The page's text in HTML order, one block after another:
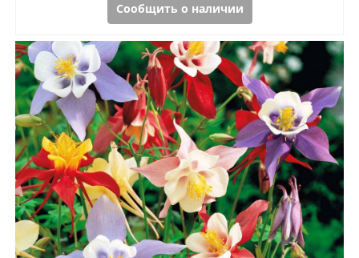
Сообщить о наличии